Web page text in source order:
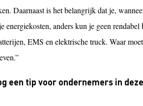
Daarnaast is het belangrijk dat je,
energiekosten, anders kun je geen
EMS en elektrische truck. Waar
een tip voor ondernemers in